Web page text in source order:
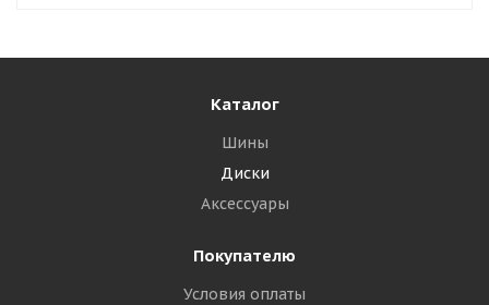
Каталог
Шины
Диски
Аксессуары
Покупателю
Условия оплаты